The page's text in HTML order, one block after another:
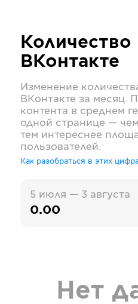
Количество
ВКонтакте
Изменение
ВКонтакте за месяц.
контента в среднем
одной странице —
тем интереснее
пользователей.
Как разобраться в этих
5 июля — 3 августа
0.00
Нет